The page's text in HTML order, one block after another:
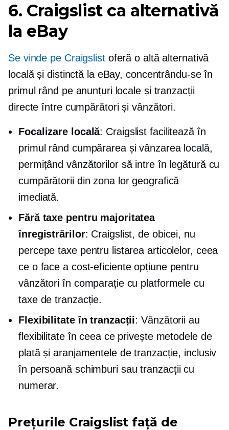
6. Craigslist ca alternativă
la eBay
Se vinde pe Craigslist oferă o altă alternativă
locală și distinctă la eBay, concentrându-se în
primul rând pe anunțuri locale și tranzacții
directe între cumpărători și vânzători.
Focalizare locală: Craigslist facilitează în
primul rând cumpărarea și vânzarea locală,
permițând vânzătorilor să intre în legătură cu
cumpărătorii din zona lor geografică
imediată.
Fără taxe pentru majoritatea
înregistrărilor: Craigslist, de obicei, nu
percepe taxe pentru listarea articolelor, ceea
ce o face a cost-eficienteopțiune pentru
vânzători în comparație cu platformele cu
taxe de tranzacție.
Flexibilitate în tranzacții: Vânzătorii au
flexibilitate în ceea ce privește metodele de
plată și aranjamentele de tranzacție, inclusiv
în persoanăschimburi sau tranzacții cu
numerar.
Prețurile Craigslist față de